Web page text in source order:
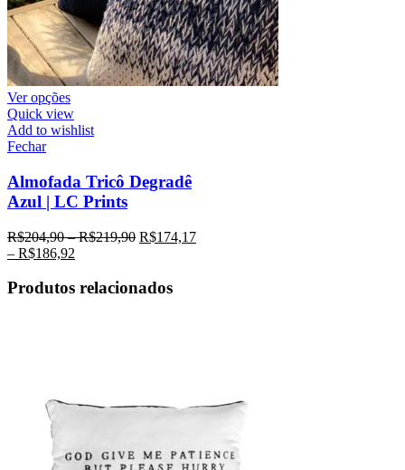
Ver opções
Quick view
Add to wishlist
Fechar
Almofada Tricô Degradê
Azul | LC Prints
R$204,90–R$219,90 R$174,17
– R$186,92
Produtos relacionados